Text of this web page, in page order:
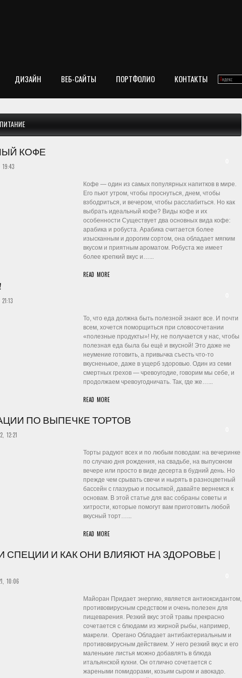
ДИЗАЙН ВЕБ-САЙТЫ ПОРТФОЛИО КОНТАКТЫ
КОФЕ
Кофе — один из самых популярных напитков в мире.
Его пьют утром, чтобы проснуться, днем, чтобы
взбодриться, и вечером, чтобы расслабиться. Но как
выбрать идеальный кофе? Виды кофе и их
особенности Существует два основных вида кофе:
арабика и робуста. Арабика считается более
изысканным и дорогим сортом, она обладает мягким
вкусом и приятным ароматом. Робуста же имеет
более крепкий вкус и…...
READ MORE
То, что еда должна быть полезной знают все. И почти
всем, хочется поморщиться при словосочетании
«полезные продукты»! Ну, не получается у нас, чтобы
полезная еда была бы ещё и вкусной! Это даже не
неумение готовить, а привычка съесть что-то
вкусненькое, даже в ущерб здоровью. Один из семи
смертных грехов — чревоугодие, говорим мы себе, и
продолжаем чревоугодничать. Так, где же…...
READ MORE
ПО ВЫПЕЧКЕ ТОРТОВ
12:21
Торты радуют всех и по любым поводам: на вечеринке
по случаю дня рождения, на свадьбе, на выпускном
вечере или просто в виде десерта в будний день. Но
прежде чем срывать свечи и нырять в разноцветный
бассейн с глазурью и посыпкой, давайте вернемся к
основам. В этой статье для вас собраны советы и
хитрости, которые помогут вам приготовить любой
вкусный торт…...
READ MORE
И КАК ОНИ ВЛИЯЮТ НА ЗДОРОВЬЕ |
10:06
Майоран Придает энергию, является антиоксидантом,
противовирусным средством и очень полезен для
пищеварения. Резкий вкус этой травы прекрасно
сочетается с блюдами из жирной рыбы, например,
макрели. Орегано Обладает антибактериальным и
противовирусным действием. У него резкий вкус и его
маленькие листья можно добавлять в блюда
итальянской кухни. Он отлично сочетается с
жареными помидорами, козьим сыром и авокадо.